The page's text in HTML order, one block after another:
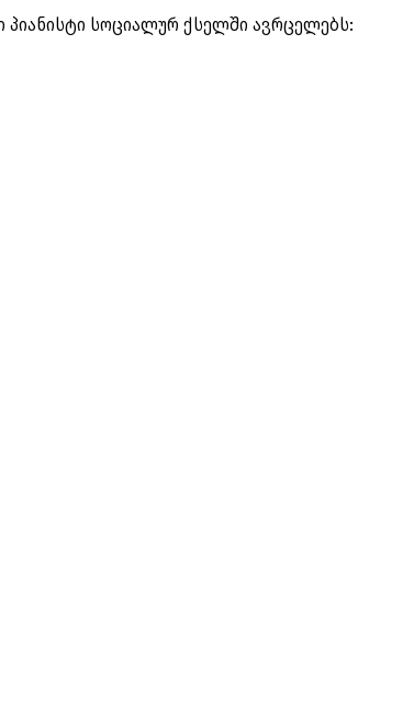
პიანისტი სოციალურ ქსელში ავრცელებს: